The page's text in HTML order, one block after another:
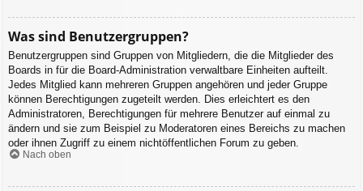
Was sind Benutzergruppen?
Benutzergruppen sind Gruppen von Mitgliedern, die die Mitglieder des
Boards in für die Board-Administration verwaltbare Einheiten aufteilt.
Jedes Mitglied kann mehreren Gruppen angehören und jeder Gruppe
können Berechtigungen zugeteilt werden. Dies erleichtert es den
Administratoren, Berechtigungen für mehrere Benutzer auf einmal zu
ändern und sie zum Beispiel zu Moderatoren eines Bereichs zu machen
oder ihnen Zugriff zu einem nichtöffentlichen Forum zu geben.
Nach oben